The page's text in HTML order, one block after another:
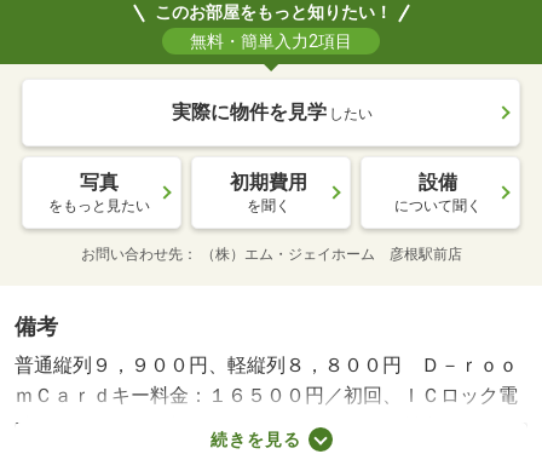
このお部屋をもっと知りたい！
無料・簡単入力2項目
実際に物件を見学 したい
写真
をもっと見たい
初期費用
を聞く
設備
について聞く
お問い合わせ先 （株）エム・ジェイホーム 彦根駅前店
備考
普通縦列９，９００円、軽縦列８，８００円 Ｄ－ｒｏｏ
ｍＣａｒｄキー料金：１６５００円／初回、ＩＣロック電
池：２７５０円／初回、ルームクリーニング料金：７１５
続きを見る